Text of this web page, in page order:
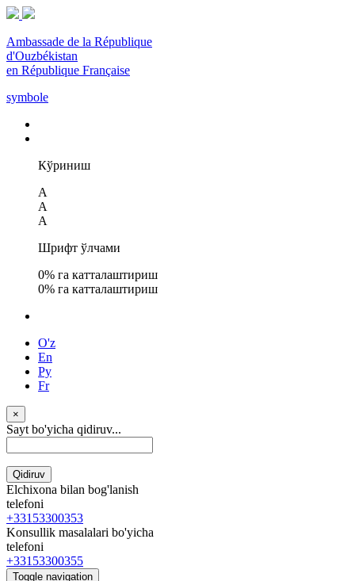
Ambassade de la République
d'Ouzbékistan
en République Française
symbole
Кўриниш
A
A
A
Шрифт ўлчами
0% га катталаштириш
0% га катталаштириш
O'z
En
Ру
Fr
×
Sayt bo'yicha qidiruv...
Qidiruv
Elchixona bilan bog'lanish
telefoni
+33153300353
Konsullik masalalari bo'yicha
telefoni
+33153300355
Toggle navigation